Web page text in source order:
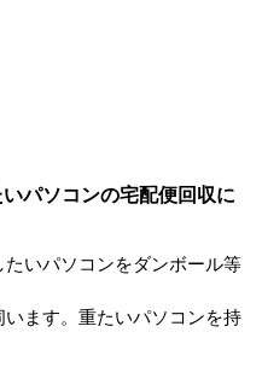
パソコンの宅配便回収に
たいパソコンをダンボール等
ます。重たいパソコンを持